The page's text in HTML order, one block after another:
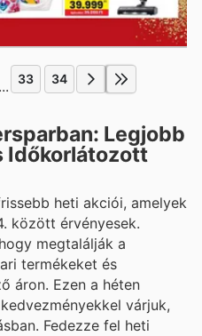
... 33 34
Legjobb
Időkorlátozott
heti akciói, amelyek
között érvényesek.
megtalálják a
termékeket és
áron. Ezen a héten
várjuk,
Fedezze fel heti